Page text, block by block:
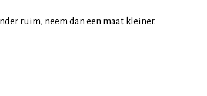
ruim, neem dan een maat kleiner.